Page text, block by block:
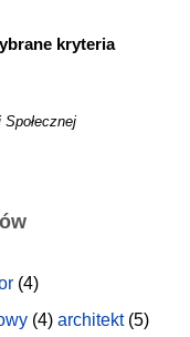
kryteria
(4)
(4) architekt(5)